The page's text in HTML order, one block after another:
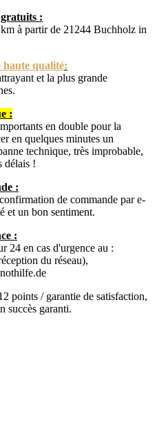
:
à partir de 21244 Buchholz in
haute qualité:
et la plus grande
:
en double pour la
en quelques minutes un
technique, très improbable,
délais !
:
de commande par e-
et un bon sentiment.
:
24 en cas d'urgence au :
du réseau),
points / garantie de satisfaction,
succès garanti.